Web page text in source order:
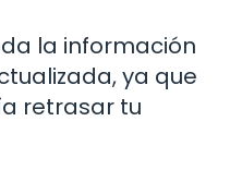
la información
ya que
retrasar tu